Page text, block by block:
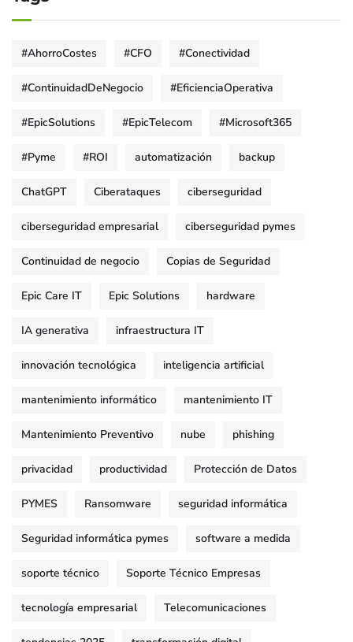
#AhorroCostes #CFO #Conectividad
#ContinuidadDeNegocio #EficienciaOperativa
#EpicSolutions #EpicTelecom #Microsoft365
#Pyme #ROI automatización backup
ChatGPT Ciberataques ciberseguridad
ciberseguridad empresarial ciberseguridad pymes
Continuidad de negocio Copias de Seguridad
Epic Care IT Epic Solutions hardware
IA generativa infraestructura IT
innovación tecnológica inteligencia artificial
mantenimiento informático mantenimiento IT
Mantenimiento Preventivo nube phishing
privacidad productividad Protección de Datos
PYMES Ransomware seguridad informática
Seguridad informática pymes software a medida
soporte técnico Soporte Técnico Empresas
tecnología empresarial Telecomunicaciones